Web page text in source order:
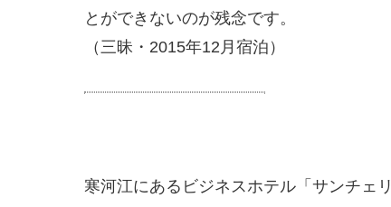
とができないのが残念です。
（三昧・2015年12月宿泊）
寒河江にあるビジネスホテル「サンチェ